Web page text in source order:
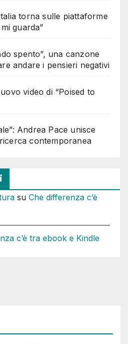
torna sulle piattaforme
guarda”
spento”, una canzone
andare i pensieri negativi
video di “Poised to
Andrea Pace unisce
contemporanea
su Che differenza c’è
c’è tra ebook e Kindle